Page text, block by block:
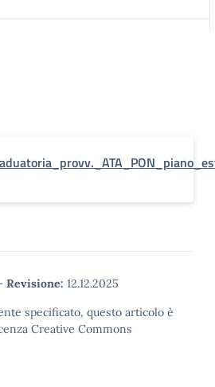
Revisione: 12.12.2025
specificato, questo articolo è
Creative Commons